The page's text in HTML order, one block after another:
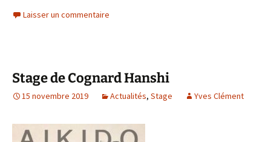
Laisser un commentaire
Stage de Cognard Hanshi
15 novembre 2019 Actualités, Stage Yves Clément